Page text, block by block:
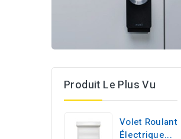
Produit Le Plus Vu
Volet Roulant
Électrique...